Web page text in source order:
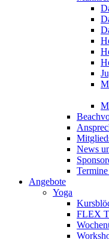
News
Angebote
Yoga
FLEX